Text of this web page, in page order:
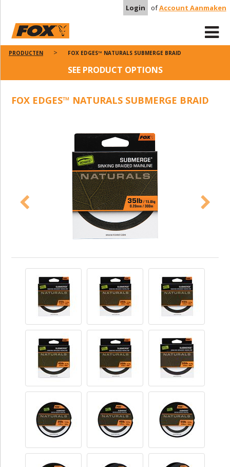
Login ofAccount Aanmaken
PRODUCTEN FOX EDGES™ NATURALS SUBMERGE BRAID
SEE PRODUCT OPTIONS
FOX EDGES™ NATURALS SUBMERGE BRAID